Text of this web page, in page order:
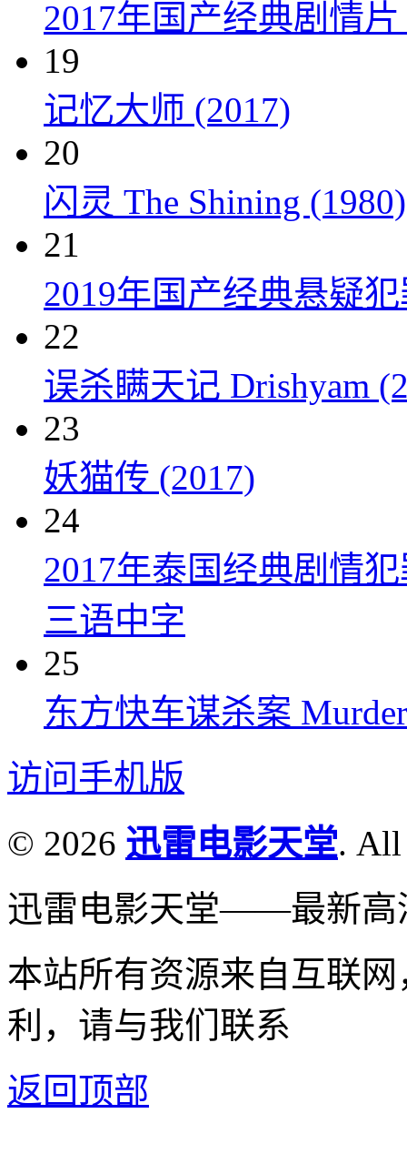
2017年国产经典剧情
19
记忆大师 (2017)
20
闪灵 The Shining (1980)
21
2019年国产经典悬疑
22
误杀瞒天记 Drishyam
23
妖猫传 (2017)
24
2017年泰国经典剧情
三语中字
25
东方快车谋杀案
访问手机版
© 2026 迅雷电影天堂. All
迅雷电影天堂——最新高
本站所有资源来自互联
利，请与我们联系
返回顶部